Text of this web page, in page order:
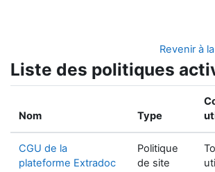
Revenir à
Liste des politiques
Nom Type
CGU de la
plateforme Extradoc
Politique
de site